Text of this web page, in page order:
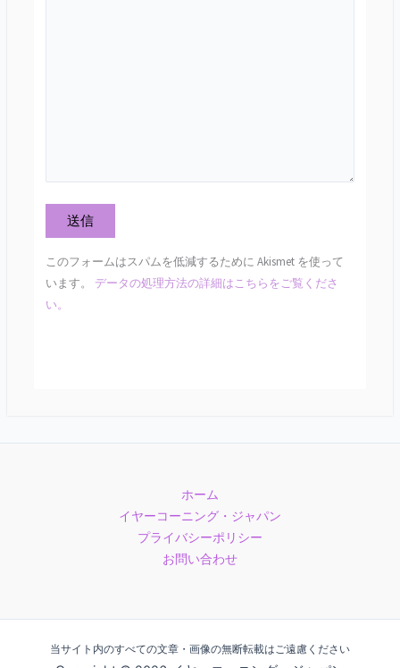
このフォームはスパムを低減するために Akismet を使って
います。 データの処理方法の詳細はこちらをご覧くださ
い。
ホーム
イヤーコーニング・ジャパン
プライバシーポリシー
お問い合わせ
当サイト内のすべての文章・画像の無断転載はご遠慮ください